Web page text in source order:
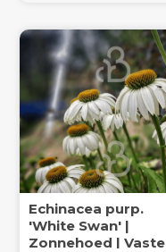
Echinacea purp.
'White Swan' |
Zonnehoed | Vaste